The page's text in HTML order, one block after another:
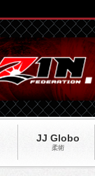
JJ Globo
柔術